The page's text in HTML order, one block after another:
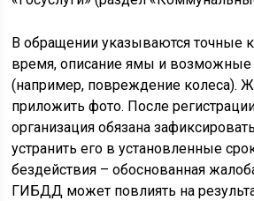
В обращении указываются точные
время, описание ямы и возможные
(например, повреждение колеса).
приложить фото. После
организация обязана
устранить его в установленные
бездействия – обоснованная
ГИБДД может повлиять на